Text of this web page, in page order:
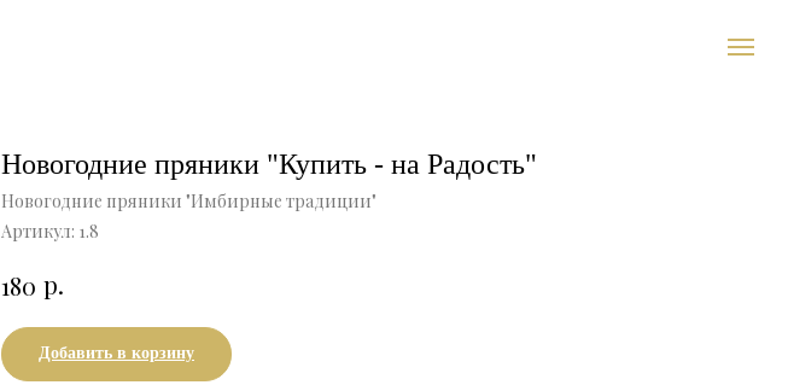
Новогодние пряники "Купить - на Радость"
Новогодние пряники "Имбирные традиции"
Артикул: 1.8
180 р.
Добавить в корзину